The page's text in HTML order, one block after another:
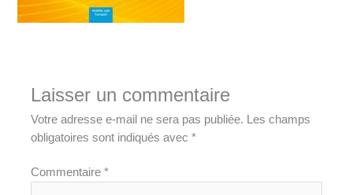
Laisser un commentaire
Votre adresse e-mail ne sera pas publiée. Les champs
obligatoires sont indiqués avec*
Commentaire*